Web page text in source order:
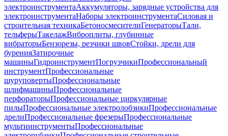
электроинструментаАккумуляторы, зарядные устройства для
электроинструментаНаборы электроинструментаСиловая и
строительная техникаБетоносмесителиГенераторыТали,
тельферыТакелажВиброплиты, глубинные
вибраторыБензорезы, резчики швовСтойки, дрели для
буренияЗатирочные
машиныГидроинструментПогрузчикиПрофессиональный
инструментПрофессиональные
шуруповертыПрофессиональные
шлифмашиныПрофессиональные
перфораторыПрофессиональные циркулярные
пилыПрофессиональные электролобзикиПрофессиональные
дрелиПрофессиональные фрезерыПрофессиональные
мультиинструментыПрофессиональные